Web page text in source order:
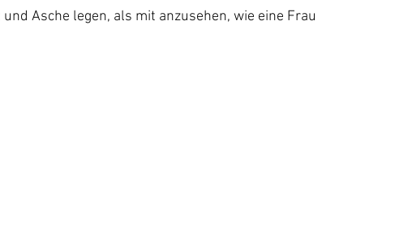
Asche legen, als mit anzusehen, wie eine Frau